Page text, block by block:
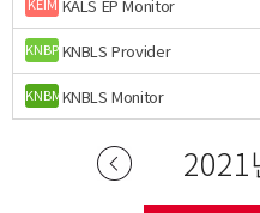
KEIM KALS EP Monitor
KNBPKNBLS Provider
KNBMKNBLS Monitor
2021